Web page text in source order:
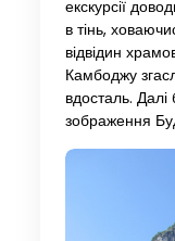
екскурсії
в тінь,
відвідин
Камбоджу
вдосталь.
зображення